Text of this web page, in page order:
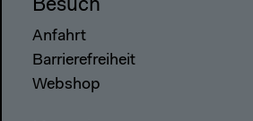
Besuch
Anfahrt
Barrierefreiheit
Webshop